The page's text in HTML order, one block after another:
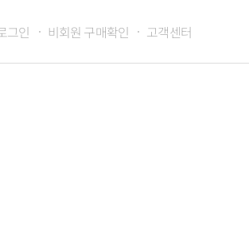
그인 비회원 구매확인 고객센터